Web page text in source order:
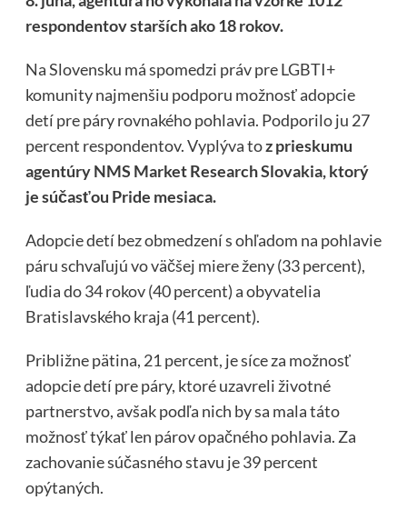
respondentov starších ako 18 rokov.
Na Slovensku má spomedzi práv pre LGBTI+
komunity najmenšiu podporu možnosť adopcie
detí pre páry rovnakého pohlavia. Podporilo ju 27
percent respondentov. Vyplýva toz prieskumu
agentúry NMS Market Research Slovakia, ktorý
je súčasťou Pride mesiaca.
Adopcie detí bez obmedzení s ohľadom na pohlavie
páru schvaľujú vo väčšej miere ženy (33 percent),
ľudia do 34 rokov (40 percent) a obyvatelia
Bratislavského kraja (41 percent).
Približne pätina, 21 percent, je síce za možnosť
adopcie detí pre páry, ktoré uzavreli životné
partnerstvo, avšak podľa nich by sa mala táto
možnosť týkať len párov opačného pohlavia. Za
zachovanie súčasného stavu je 39 percent
opýtaných.